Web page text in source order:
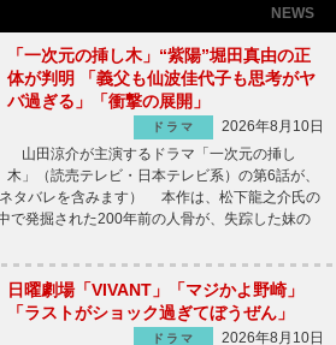
NEWS
「一次元の挿し木」“紫陽”堀田真由の正
体が判明 「義父も仙波佳代子も思考がヤ
バ過ぎる」「衝撃の展開」
ドラマ
2026年8月10日
山田涼介が主演するドラマ「一次元の挿し
木」（読売テレビ・日本テレビ系）の第6話が、
タバレを含みます） 本作は、松下龍之介氏の
で発掘された200年前の人骨が、失踪した妹の
日曜劇場「VIVANT」「マジかよ野崎」
「ラストがショック過ぎてぼうぜん」
ドラマ
2026年8月10日